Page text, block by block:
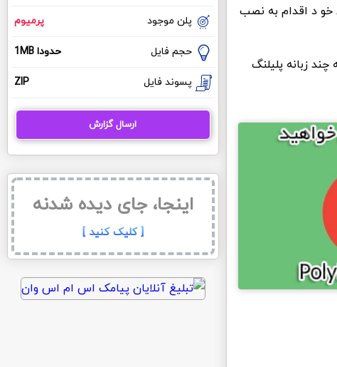
خو د اقدام به نصب
زبانه پلیلنگ
پلن موجود پرمیوم
حجم فایل حدودا 1MB
پسوند فایل ZIP
ارسال گزارش
اینجا، جای دیده شدنه
[ کلیک کنید ]